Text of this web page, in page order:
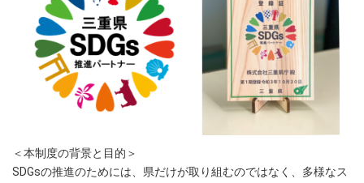
＜本制度の背景と目的＞
SDGsの推進のためには、県だけが取り組むのではなく、多様なス